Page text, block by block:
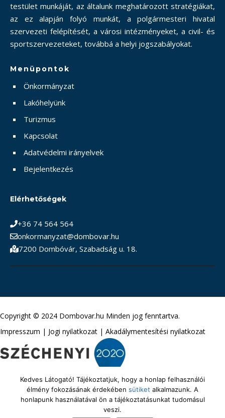
testület munkáját, az általunk meghatározott stratégiákat,
az ez alapján folyó munkát, a polgármesteri hivatal
szervezeti felépítését, a városi intézményeket, a civil- és
sportszervezeteket, továbbá a helyi jogszabályokat.
Menüpontok
Önkormányzat
Lakóhelyünk
Turizmus
Kapcsolat
Adatvédelmi irányelvek
Bejelentkezés
Elérhetőségek
+36 74 564 564
onkormanyzat@dombovar.hu
7200 Dombóvár, Szabadság u. 18.
Copyright © 2024 Dombovar.hu Minden jog fenntartva.
Impresszum | Jogi nyilatkozat | Akadálymentesítési nyilatkozat
Kedves Látogató! Tájékoztatjuk, hogy a honlap felhasználói
élmény fokozásának érdekében sütiket alkalmazunk. A
honlapunk használatával ön a tájékoztatásunkat tudomásul
veszi.